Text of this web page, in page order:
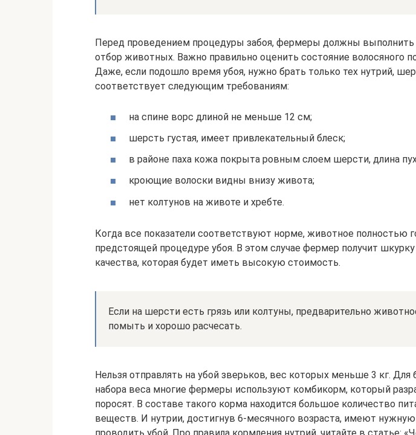
Перед проведением процедуры забоя, фермеры должны
отбор животных. Важно правильно оценить состояние волосяного
Даже, если подошло время убоя, нужно брать только тех нутрий,
соответствует следующим требованиям:
на спине ворс длиной не меньше 12 см;
шерсть густая, имеет привлекательный блеск;
в районе паха кожа покрыта ровным слоем шерсти, длина
кроющие волоски видны внизу живота;
нет колтунов на животе и хребте.
Когда все показатели соответствуют норме, животное полностью
предстоящей процедуре убоя. В этом случае фермер получит шкурку
качества, которая будет иметь высокую стоимость.
Если на шерсти есть грязь или колтуны, предварительно
помыть и хорошо расчесать.
Нельзя отправлять на убой зверьков, вес которых меньше 3 кг. Для
набора веса многие фермеры используют комбикорм, который
поросят. В составе такого корма находится большое количество
веществ. И нутрии, достигнув 6-месячного возраста, имеют